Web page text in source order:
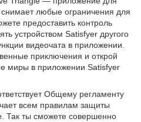
любые ограничения для
предоставить контроль
устройством Satisfyer другого
видеочата в приложении.
приключения и открой
миры в приложении Satisfyer
Общему регламенту
всем правилам защиты
Так ты сможете совершенно